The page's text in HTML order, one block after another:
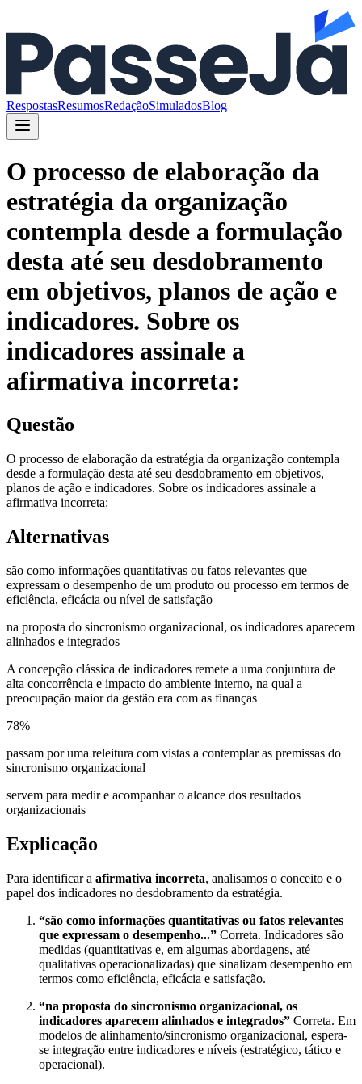
RespostasResumosRedaçãoSimuladosBlog
O processo de elaboração da
estratégia da organização
contempla desde a formulação
desta até seu desdobramento
em objetivos, planos de ação e
indicadores. Sobre os
indicadores assinale a
afirmativa incorreta:
Questão
O processo de elaboração da estratégia da organização contempla
desde a formulação desta até seu desdobramento em objetivos,
planos de ação e indicadores. Sobre os indicadores assinale a
afirmativa incorreta:
Alternativas
são como informações quantitativas ou fatos relevantes que
expressam o desempenho de um produto ou processo em termos de
eficiência, eficácia ou nível de satisfação
na proposta do sincronismo organizacional, os indicadores aparecem
alinhados e integrados
A concepção clássica de indicadores remete a uma conjuntura de
alta concorrência e impacto do ambiente interno, na qual a
preocupação maior da gestão era com as finanças
78%
passam por uma releitura com vistas a contemplar as premissas do
sincronismo organizacional
servem para medir e acompanhar o alcance dos resultados
organizacionais
Explicação
Para identificar a afirmativa incorreta, analisamos o conceito e o
papel dos indicadores no desdobramento da estratégia.
“são como informações quantitativas ou fatos relevantes
que expressam o desempenho...” Correta. Indicadores são
medidas (quantitativas e, em algumas abordagens, até
qualitativas operacionalizadas) que sinalizam desempenho em
termos como eficiência, eficácia e satisfação.
“na proposta do sincronismo organizacional, os
indicadores aparecem alinhados e integrados” Correta. Em
modelos de alinhamento/sincronismo organizacional, espera-
se integração entre indicadores e níveis (estratégico, tático e
operacional).